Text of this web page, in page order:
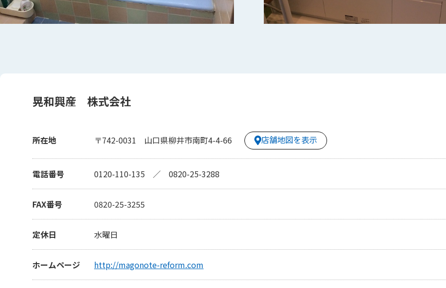
晃和興産 株式会社
所在地 〒742-0031 山口県柳井市南町4-4-66 店舗地図を表示
電話番号 0120-110-135 ／ 0820-25-3288
FAX番号 0820-25-3255
定休日 水曜日
ホームページ http://magonote-reform.com